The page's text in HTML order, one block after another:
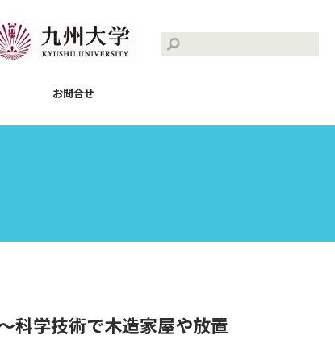
お問合せ
科学技術で木造家屋や放置